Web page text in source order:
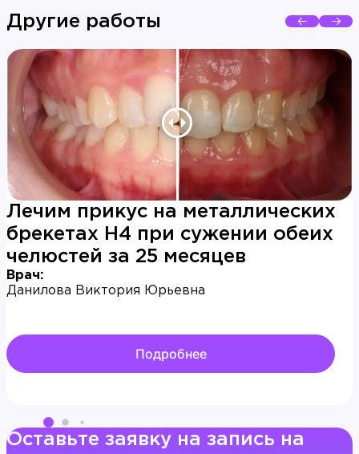
Другие работы
Лечим прикус на металлических
брекетах H4 при сужении обеих
челюстей за 25 месяцев
Врач:
Данилова Виктория Юрьевна
Подробнее
Оставьте заявку на запись на